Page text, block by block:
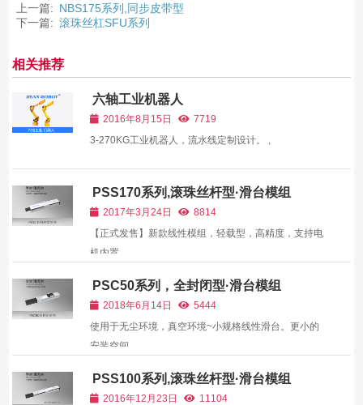
上一篇: NBS175系列,同步皮带型
下一篇: 滚珠丝杠SFU系列
相关推荐
六轴工业机器人
2016年8月15日
7719
3-270KG工业机器人，流水线定制设计。 ,
PSS170系列,滚珠丝杆型·滑台模组
2017年3月24日
8814
【正式发售】新款线性模组，轻载型，高精度，支持电
机内置。 ,
PSC50系列，全封闭型·滑台模组
2018年6月14日
5444
使用于无尘环境，真空环境~小规格线性滑台。更小的
安装空间。 ,
PSS100系列,滚珠丝杆型·滑台模组
2016年12月23日
11104